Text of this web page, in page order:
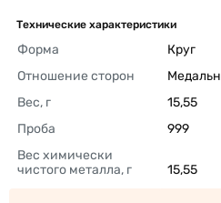
Технические характеристики
Форма
Круг
Отношение сторон
Вес, г
15,55
Проба
999
Вес химически
чистого металла, г
15,55